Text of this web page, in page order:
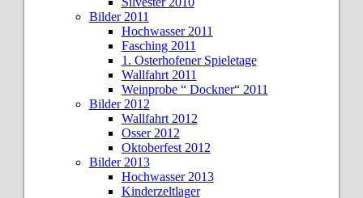
Bilder 2011
Hochwasser 2011
Fasching 2011
1. Osterhofener Spieletage
Wallfahrt 2011
Weinprobe “ Dockner“ 2011
Bilder 2012
Wallfahrt 2012
Osser 2012
Oktoberfest 2012
Bilder 2013
Hochwasser 2013
Kinderzeltlager